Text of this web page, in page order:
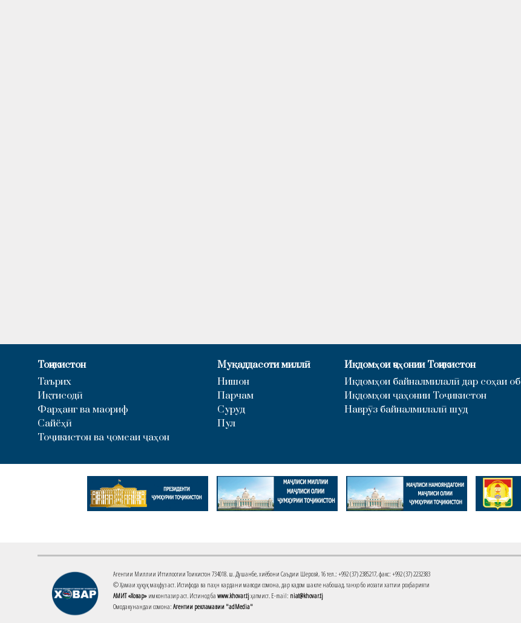
Тоҷикистон
Таърих
Иқтисодӣ
Фарҳанг ва маориф
Сайёҳӣ
Тоҷикистон ва ҷомеаи ҷаҳон
Муқаддасоти миллӣ
Нишон
Парчам
Суруд
Пул
Иқдомҳои ҷаҳонии Тоҷикистон
Иқдомҳои байналмилалӣ дар соҳаи об
Иқдомҳои ҷаҳонии Тоҷикистон
Наврӯз байналмилалӣ шуд
Агентии Миллии Иттилоотии Тоҷикистон 734018. ш. Душанбе, хиёбони Саъдии Шерозӣ, 16 тел.: +992 (37) 2385217, факс: +992 (37) 2232383
© Ҳамаи ҳуқуқ маҳфуз аст. Истифода ва паҳн кардани маводи сомона, дар кадом шакле набошад, танҳо бо иҷозати хаттии роҳбарияти
АМИТ «Ховар» имконпазир аст. Истинод ба www.khovar.tjҳатмист. E-mail: niat@khovar.tj
Омодакунандаи сомона: Агентии рекламавии "adMedia"